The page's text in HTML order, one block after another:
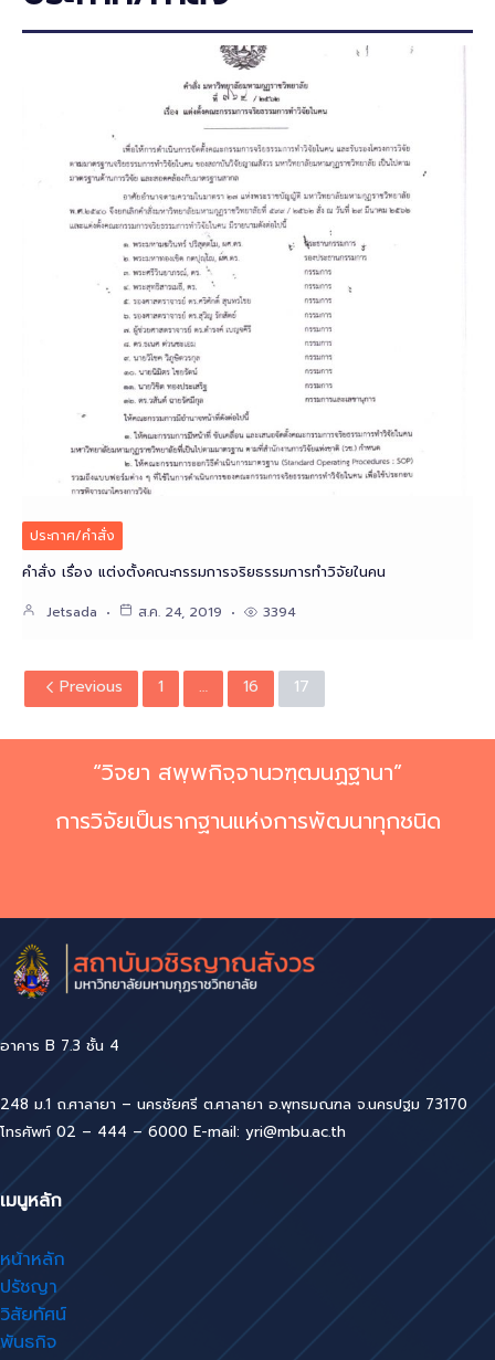
ประกาศ/คำสั่ง
คำสั่ง เรื่อง แต่งตั้งคณะกรรมการจริยธรรมการทำวิจัยในคน
Jetsada ส.ค. 24, 2019 3394
Previous 1 … 16 17
“วิจยา สพฺพกิจฺจานวฑฺฒนฏฐานา”
การวิจัยเป็นรากฐานแห่งการพัฒนาทุกชนิด
อาคาร B 7.3 ชั้น 4
248 ม.1 ถ.ศาลายา – นครชัยศรี ต.ศาลายา อ.พุทธมณฑล จ.นครปฐม 73170
โทรศัพท์ 02 – 444 – 6000 E-mail: yri@mbu.ac.th
เมนูหลัก
หน้าหลัก
ปรัชญา
วิสัยทัศน์
พันธกิจ